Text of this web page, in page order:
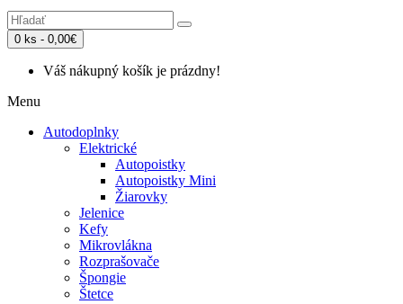
0 ks - 0,00€
Váš nákupný košík je prázdny!
Menu
Autodoplnky
Elektrické
Autopoistky
Autopoistky Mini
Žiarovky
Jelenice
Kefy
Mikrovlákna
Rozprašovače
Špongie
Štetce